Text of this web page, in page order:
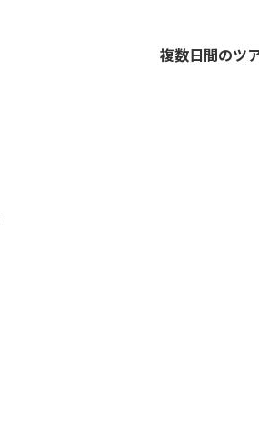
複数日間のツ